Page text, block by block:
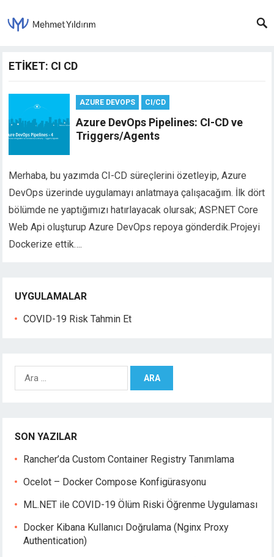
ETIKET: CI CD
AZURE DEVOPS CI/CD
Azure DevOps Pipelines: CI-CD ve
Triggers/Agents
Merhaba, bu yazımda CI-CD süreçlerini özetleyip, Azure
DevOps üzerinde uygulamayı anlatmaya çalışacağım. İlk dört
bölümde ne yaptığımızı hatırlayacak olursak; ASP.NET Core
Web Api oluşturup Azure DevOps repoya gönderdik.Projeyi
Dockerize ettik….
UYGULAMALAR
COVID-19 Risk Tahmin Et
:SON YAZILAR
Rancher’da Custom Container Registry Tanımlama
Ocelot – Docker Compose Konfigürasyonu
ML.NET ile COVID-19 Ölüm Riski Öğrenme Uygulaması
Docker Kibana Kullanıcı Doğrulama (Nginx Proxy
Authentication)